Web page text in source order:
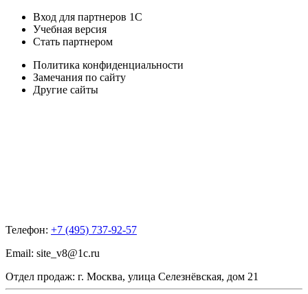
Вход для партнеров 1С
Учебная версия
Стать партнером
Политика конфиденциальности
Замечания по сайту
Другие сайты
Телефон: +7 (495) 737-92-57
Email: site_v8@1c.ru
Отдел продаж: г. Москва, улица Селезнёвская, дом 21